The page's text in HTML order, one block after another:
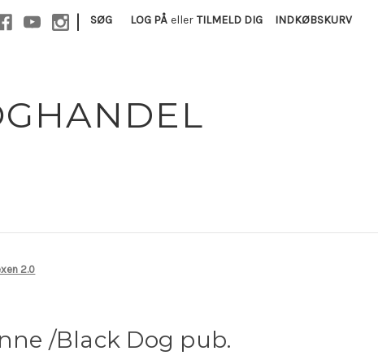
| SØG LOG PÅ eller TILMELD DIG INDKØBSKURV
2.0
/Black Dog pub.